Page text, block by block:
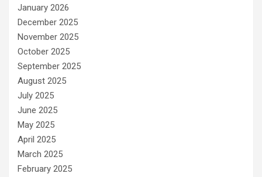
January 2026
December 2025
November 2025
October 2025
September 2025
August 2025
July 2025
June 2025
May 2025
April 2025
March 2025
February 2025